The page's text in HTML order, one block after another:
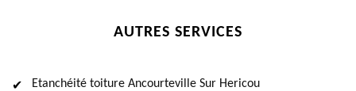
AUTRES SERVICES
Etanchéité toiture Ancourteville Sur Hericou